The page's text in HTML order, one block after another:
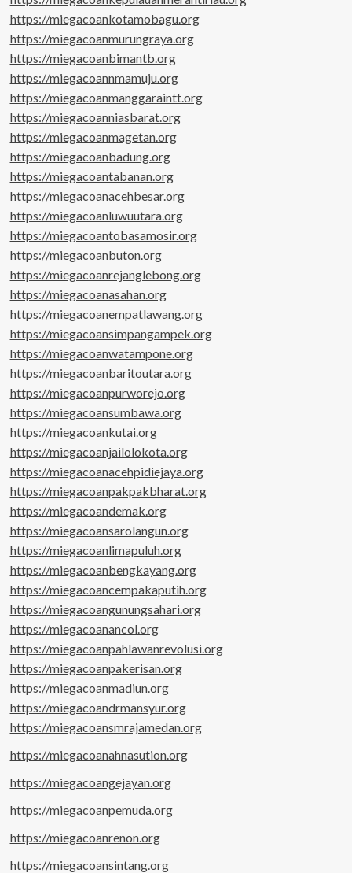
https://miegacoankotamobagu.org
https://miegacoanmurungraya.org
https://miegacoanbimantb.org
https://miegacoannmamuju.org
https://miegacoanmanggaraintt.org
https://miegacoanniasbarat.org
https://miegacoanmagetan.org
https://miegacoanbadung.org
https://miegacoantabanan.org
https://miegacoanacehbesar.org
https://miegacoanluwuutara.org
https://miegacoantobasamosir.org
https://miegacoanbuton.org
https://miegacoanrejanglebong.org
https://miegacoanasahan.org
https://miegacoanempatlawang.org
https://miegacoansimpangampek.org
https://miegacoanwatampone.org
https://miegacoanbaritoutara.org
https://miegacoanpurworejo.org
https://miegacoansumbawa.org
https://miegacoankutai.org
https://miegacoanjailolokota.org
https://miegacoanacehpidiejaya.org
https://miegacoanpakpakbharat.org
https://miegacoandemak.org
https://miegacoansarolangun.org
https://miegacoanlimapuluh.org
https://miegacoanbengkayang.org
https://miegacoancempakaputih.org
https://miegacoangunungsahari.org
https://miegacoanancol.org
https://miegacoanpahlawanrevolusi.org
https://miegacoanpakerisan.org
https://miegacoanmadiun.org
https://miegacoandrmansyur.org
https://miegacoansmrajamedan.org
https://miegacoanahnasution.org
https://miegacoangejayan.org
https://miegacoanpemuda.org
https://miegacoanrenon.org
https://miegacoansintang.org